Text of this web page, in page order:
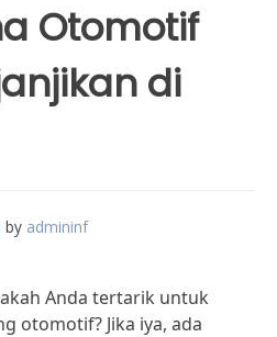
Otomotif
di
by admininf
Anda tertarik untuk
otomotif? Jika iya, ada